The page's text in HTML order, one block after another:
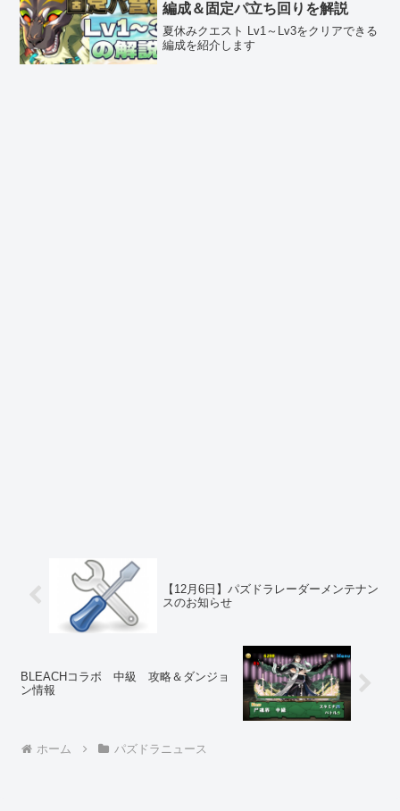
編成＆固定パ立ち回りを解説
夏休みクエスト Lv1～Lv3をクリアできる
編成を紹介します
【12月6日】パズドラレーダーメンテナン
スのお知らせ
BLEACHコラボ 中級 攻略＆ダンジョ
ン情報
ホーム パズドラニュース